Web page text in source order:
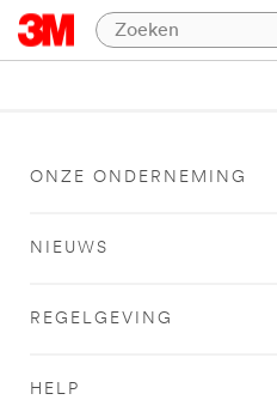
ONZE ONDERNEMING
NIEUWS
REGELGEVING
HELP